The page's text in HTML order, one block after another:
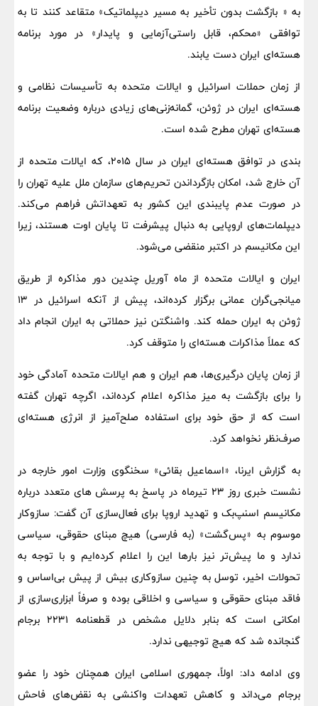
به « بازگشت بدون تأخیر به مسیر دیپلماتیک» متقاعد کنند تا به
توافقی «محکم، قابل راستی‌آزمایی و پایدار» در مورد برنامه
هسته‌ای ایران دست یابند.
از زمان حملات اسرائیل و ایالات متحده به تأسیسات نظامی و
هسته‌ای ایران در ژوئن، گمانه‌زنی‌های زیادی درباره وضعیت برنامه
هسته‌ای تهران مطرح شده است.
بندی در توافق هسته‌ای ایران در سال ۲۰۱۵، که ایالات متحده از
آن خارج شد، امکان بازگرداندن تحریم‌های سازمان ملل علیه تهران را
در صورت عدم پایبندی این کشور به تعهداتش فراهم می‌کند.
دیپلمات‌های اروپایی به دنبال پیشرفت تا پایان اوت هستند، زیرا
این مکانیسم در اکتبر منقضی می‌شود.
ایران و ایالات متحده از ماه آوریل چندین دور مذاکره از طریق
میانجی‌گران عمانی برگزار کرده‌اند، پیش از آنکه اسرائیل در ۱۳
ژوئن به ایران حمله کند. واشنگتن نیز حملاتی به ایران انجام داد
که عملاً مذاکرات هسته‌ای را متوقف کرد.
از زمان پایان درگیری‌ها، هم ایران و هم ایالات متحده آمادگی خود
را برای بازگشت به میز مذاکره اعلام کرده‌اند، اگرچه تهران گفته
است که از حق خود برای استفاده صلح‌آمیز از انرژی هسته‌ای
صرف‌نظر نخواهد کرد.
به گزارش ایرنا، «اسماعیل بقائی» سخنگوی وزارت امور خارجه در
نشست خبری روز ۲۳ تیرماه در پاسخ به پرسش های متعدد درباره
مکانیسم اسنپ‌بک و تهدید اروپا برای فعال‌سازی آن گفت: سازوکار
موسوم به «پس‌گشت» (به فارسی) هیچ مبنای حقوقی، سیاسی
ندارد و ما پیش‌تر نیز بارها این را اعلام کرده‌ایم و با توجه به
تحولات اخیر، توسل به چنین سازوکاری بیش از پیش بی‌اساس و
فاقد مبنای حقوقی و سیاسی و اخلاقی بوده و صرفاً ابزاری‌سازی از
امکانی است که بنابر دلایل مشخص در قطعنامه ۲۲۳۱ برجام
گنجانده شد که هیچ توجیهی ندارد.
وی ادامه داد: اولاً، جمهوری اسلامی ایران همچنان خود را عضو
برجام می‌داند و کاهش تعهدات واکنشی به نقض‌های فاحش